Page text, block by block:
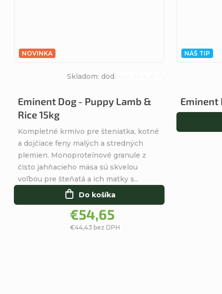
NOVINKA
Eminent Dog - Puppy Lamb &
Rice 15kg
produktu
5,0
z
5
hviezdičiek.
Skladom: dodanie do 4 dní
€44,43 bez DPH
€54,65
Do košíka
Kompletné krmivo pre šteniatka, kotné
a dojčiace feny malých a stredných
plemien. Monoproteínové granule z
čisto jahňacieho mäsa sú skvelou
voľbou pre šteňatá a ich matky s...
NÁŠ TIP
Eminent